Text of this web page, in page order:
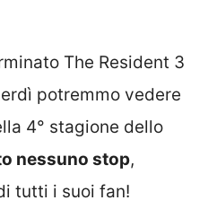
The Resident 3
potremmo vedere
4° stagione dello
nessuno stop,
tutti i suoi fan!